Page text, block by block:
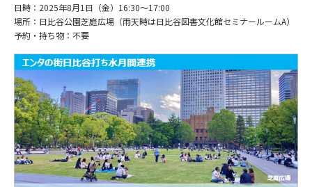
日時：2025年8月1日（金）16:30～17:00
場所：日比谷公園芝庭広場（雨天時は日比谷図書文化館セミナールームA）
予約・持ち物：不要